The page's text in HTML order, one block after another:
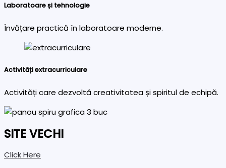
Laboratoare și tehnologie
Învățare practică în laboratoare moderne.
Activități extracurriculare
Activități care dezvoltă creativitatea și spiritul de echipă.
SITE VECHI
Click Here